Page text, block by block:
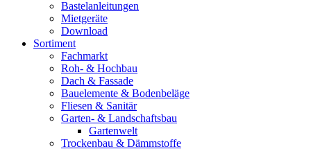
Bastelanleitungen
Mietgeräte
Download
Sortiment
Fachmarkt
Roh- & Hochbau
Dach & Fassade
Bauelemente & Bodenbeläge
Fliesen & Sanitär
Garten- & Landschaftsbau
Gartenwelt
Trockenbau & Dämmstoffe